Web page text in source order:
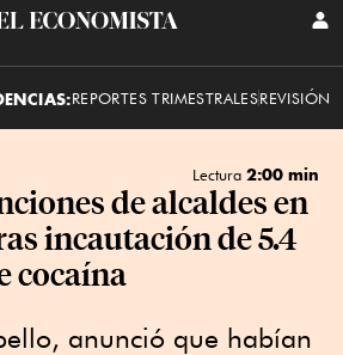
El
REPORTES TRIMESTRALESREVISIÓN
Lectura 2:00 min
de alcaldes en
incautación de 5.4
cocaína
anunció que habían